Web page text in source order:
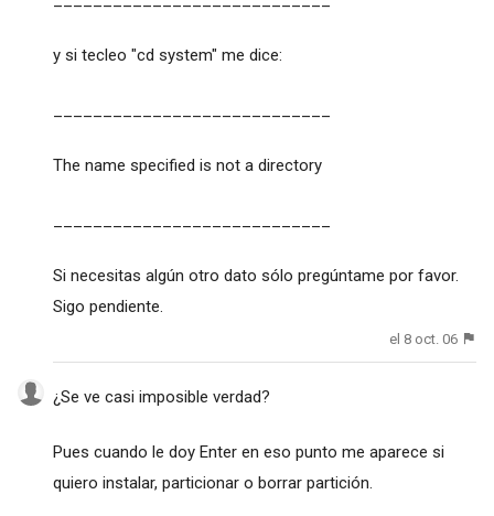
y si tecleo "cd system" me dice:
The name specified is not a directory
Si necesitas algún otro dato sólo pregúntame por favor.
Sigo pendiente.
el 8 oct. 06
¿Se ve casi imposible verdad?
Pues cuando le doy Enter en eso punto me aparece si
quiero instalar, particionar o borrar partición.